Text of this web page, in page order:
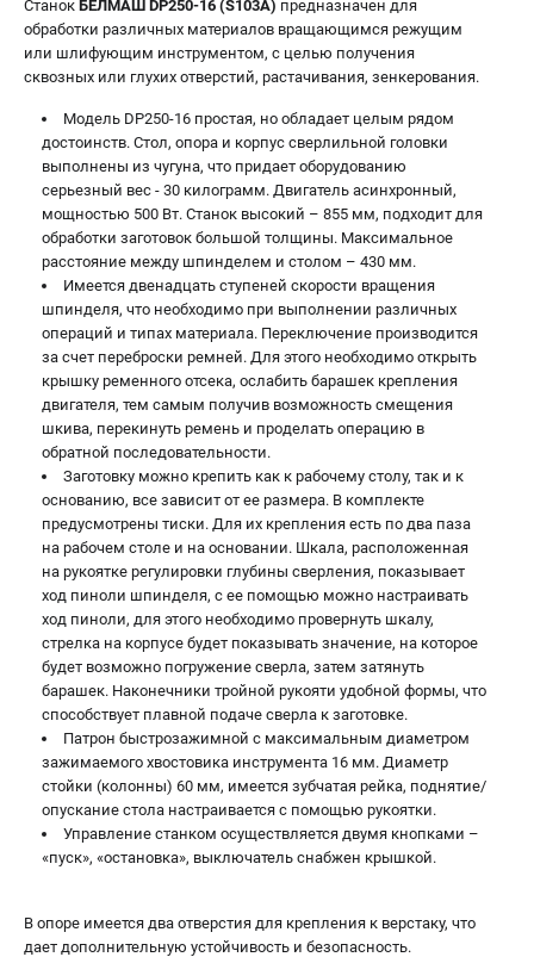
Станок БЕЛМАШ DP250-16 (S103A) предназначен для
обработки различных материалов вращающимся режущим
или шлифующим инструментом, с целью получения
сквозных или глухих отверстий, растачивания, зенкерования.
Модель DP250-16 простая, но обладает целым рядом
достоинств. Стол, опора и корпус сверлильной головки
выполнены из чугуна, что придает оборудованию
серьезный вес - 30 килограмм. Двигатель асинхронный,
мощностью 500 Вт. Станок высокий – 855 мм, подходит для
обработки заготовок большой толщины. Максимальное
расстояние между шпинделем и столом – 430 мм.
Имеется двенадцать ступеней скорости вращения
шпинделя, что необходимо при выполнении различных
операций и типах материала. Переключение производится
за счет переброски ремней. Для этого необходимо открыть
крышку ременного отсека, ослабить барашек крепления
двигателя, тем самым получив возможность смещения
шкива, перекинуть ремень и проделать операцию в
обратной последовательности.
Заготовку можно крепить как к рабочему столу, так и к
основанию, все зависит от ее размера. В комплекте
предусмотрены тиски. Для их крепления есть по два паза
на рабочем столе и на основании. Шкала, расположенная
на рукоятке регулировки глубины сверления, показывает
ход пиноли шпинделя, с ее помощью можно настраивать
ход пиноли, для этого необходимо провернуть шкалу,
стрелка на корпусе будет показывать значение, на которое
будет возможно погружение сверла, затем затянуть
барашек. Наконечники тройной рукояти удобной формы, что
способствует плавной подаче сверла к заготовке.
Патрон быстрозажимной с максимальным диаметром
зажимаемого хвостовика инструмента 16 мм. Диаметр
стойки (колонны) 60 мм, имеется зубчатая рейка, поднятие/
опускание стола настраивается с помощью рукоятки.
Управление станком осуществляется двумя кнопками –
«пуск», «остановка», выключатель снабжен крышкой.
В опоре имеется два отверстия для крепления к верстаку, что
дает дополнительную устойчивость и безопасность.